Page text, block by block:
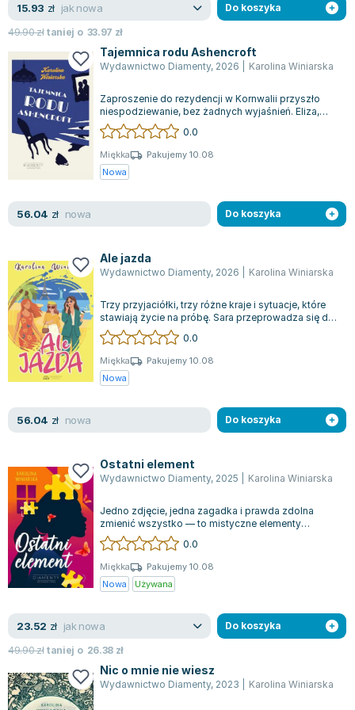
Książki o naukach politycznych dla studentów
Książki do nauk przyrodniczych dla studentów
Książki do nauk społecznych dla studentów
Książki do nauk ścisłych dla studentów
Prawo - książki dla studentów
Technologia żywności - książki
Zarządzanie i marketing - książki
Nauka języków obcych - książki
Repetytoria, testy i materiały pomocnicze
Bolesław Prus
Clive Cussler
Wanda Chotomska
Józef Ignacy Kraszewski
Clive Staples Lewis
Martyna Wojciechowska
Melissa De la Cruz
Blanka Lipińska
Witold Gadowski
Marcin Kowalczyk
Piotr Zychowicz
Joanna Jabłczyńska
Piotr Kościelny
Jan Piński
Zygmunt Freud
Maciej Orłoś
Katarzyna Miller
Antoine de Saint Exupery
Lew Tołstoj
Mark Twain
Marcin Meller
Paulina Młynarska
Piotr Latocha
Michael Scott
Piotr Semka
Jarosław Iwaszkiewicz
15.93 zł jak nowa
49.90złtaniej o 33.97 zł
Do koszyka
Tajemnica rodu Ashencroft
Wydawnictwo Diamenty, 2026 Karolina Winiarska
Zaproszenie do rezydencji w Kornwalii przyszło
niespodziewanie, bez żadnych wyjaśnień. Eliza,
autorka popularnych kryminałów, nie...
0.0
Miękka
Pakujemy 10.08
Nowa
56.04 zł nowa Do koszyka
Ale jazda
Wydawnictwo Diamenty, 2026 Karolina Winiarska
Trzy przyjaciółki, trzy różne kraje i sytuacje, które
stawiają życie na próbę. Sara przeprowadza się do
Paryża w nadziei, że nowa...
0.0
Miękka
Pakujemy 10.08
Nowa
56.04 zł nowa Do koszyka
Ostatni element
Wydawnictwo Diamenty, 2025 Karolina Winiarska
Jedno zdjęcie, jedna zagadka i prawda zdolna
zmienić wszystko — to mistyczne elementy
wciągającej opowieści. Aurora mieszka w Rzes...
0.0
Miękka
Pakujemy 10.08
Nowa
Używana
23.52 zł jak nowa
49.90złtaniej o 26.38 zł
Do koszyka
Nic o mnie nie wiesz
Wydawnictwo Diamenty, 2023 Karolina Winiarska